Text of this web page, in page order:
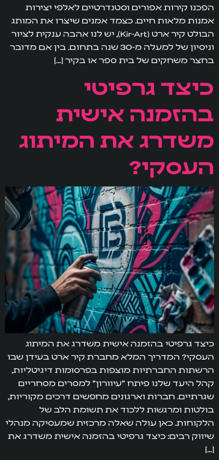
הפכנו קירות אפורים וסטנדרטיים לאלפי יצירות
אמנות מלאות חיים. כצמד אמנים שיצרו את המותג
הבולט קיר ארט (Kir-Art), יש לנו אהבה ענקית לציור
וניסיון של למעלה מ-30 שנה בתחום. בין אם מדובר
בחצר משחקים של בית ספר או בקיר […]
כיצד גרפיטי
בהזמנה אישית
משדרג את המיתוג
העסקי?
כיצד גרפיטי בהזמנה אישית משדרג את המיתוג
העסקי? המדריך המלא מחברת קיר ארט בעידן שבו
הרשתות החברתיות מוצפות בפרסומות דיגיטליות,
קהל היעד שלנו פיתח "עיוורון" למסרים מסחריים
שגרתיים. חברות וארגונים מחפשים דרכים מקוריות,
בולטות ומרגשות ללכוד את תשומת הלב של
הלקוחות. כאן עולה שאלה מרכזית שמעסיקה מנהלי
שיווק רבים: כיצד גרפיטי בהזמנה אישית משדרג את
[…]